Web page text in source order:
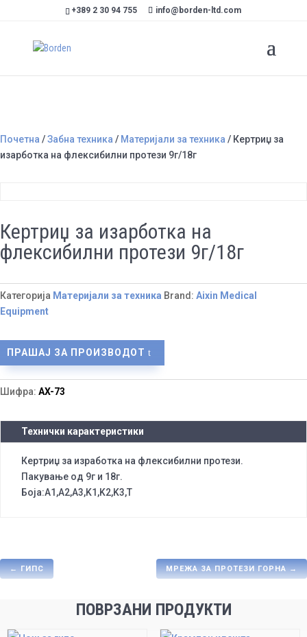
+389 2 30 94 755 info@borden-ltd.com
Почетна /Забна техника / Материјали за техника / Кертриџ за
изарботка на флексибилни протези 9г/18г
Кертриџ за изарботка на
флексибилни протези 9г/18г
Категорија Материјали за техника Brand: Aixin Medical
Equipment
ПРАШАЈ ЗА ПРОИЗВОДОТ
Шифра: AX-73
Технички карактеристики
Кертриџ за изработка на флексибилни протези.
Пакување од 9г и 18г.
Боја:A1,A2,A3,K1,K2,K3,T
←ГИПС МРЕЖА ЗА ПРОТЕЗИ ГОРНА→
ПОВРЗАНИ ПРОДУКТИ